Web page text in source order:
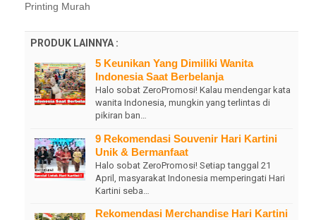
Printing Murah
PRODUK LAINNYA :
5 Keunikan Yang Dimiliki Wanita
Indonesia Saat Berbelanja
Halo sobat ZeroPromosi! Kalau mendengar kata
wanita Indonesia, mungkin yang terlintas di
pikiran ban…
9 Rekomendasi Souvenir Hari Kartini
Unik & Bermanfaat
Halo sobat ZeroPromosi! Setiap tanggal 21
April, masyarakat Indonesia memperingati Hari
Kartini seba…
Rekomendasi Merchandise Hari Kartini